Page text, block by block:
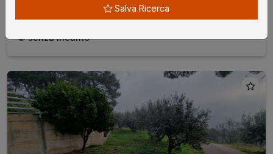
Terni
senza incanto
Salva Ricerca